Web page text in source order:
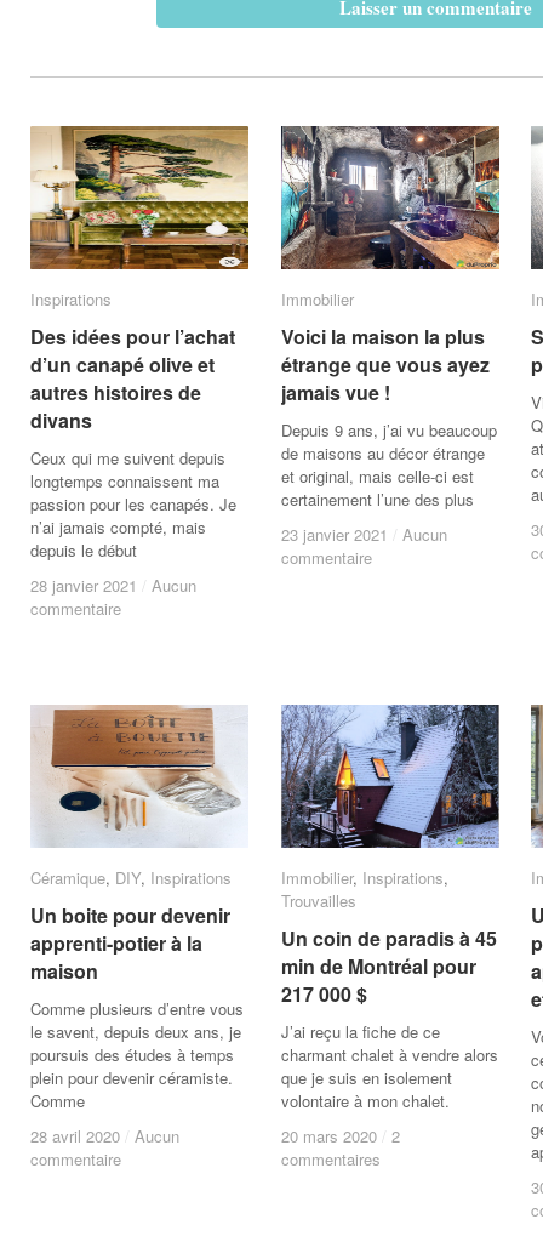
Inspirations
Des idées pour l’achat
d’un canapé olive et
autres histoires de
divans
Ceux qui me suivent depuis
longtemps connaissent ma
passion pour les canapés. Je
n’ai jamais compté, mais
depuis le début
28 janvier 2021 / Aucun
commentaire
Inspirations
Des idées pour l’achat
d’un canapé olive et
autres histoires de
divans
28 janvier 2021 / Aucun
commentaire
Immobilier
Voici la maison la plus
étrange que vous ayez
jamais vue !
Depuis 9 ans, j’ai vu beaucoup
de maisons au décor étrange
et original, mais celle-ci est
certainement l’une des plus
23 janvier 2021 / Aucun
commentaire
Immobilier
Voici la maison la plus
étrange que vous ayez
jamais vue !
23 janvier 2021 / Aucun
commentaire
Céramique, DIY, Inspirations
Un boite pour devenir
apprenti-potier à la
maison
Comme plusieurs d’entre vous
le savent, depuis deux ans, je
poursuis des études à temps
plein pour devenir céramiste.
Comme
28 avril 2020 / Aucun
commentaire
Céramique DIY Inspirations
Un boite pour devenir
apprenti-potier à la
maison
28 avril 2020 / Aucun
commentaire
Immobilier, Inspirations,
Trouvailles
Un coin de paradis à 45
min de Montréal pour
217 000 $
J’ai reçu la fiche de ce
charmant chalet à vendre alors
que je suis en isolement
volontaire à mon chalet.
20 mars 2020 / 2
commentaires
Immobilier Inspirations
Trouvailles
Un coin de paradis à 45
min de Montréal pour
217 000 $
20 mars 2020 / 2
commentaires